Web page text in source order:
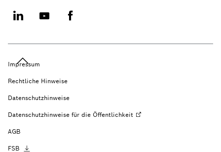
Impressum
Rechtliche Hinweise
Datenschutzhinweise
Datenschutzhinweise für die Öffentlichkeit
AGB
FSB